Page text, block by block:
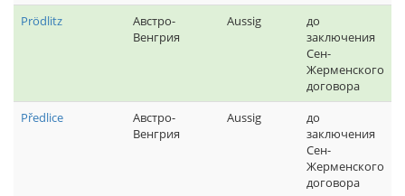
Prödlitz
Австро-
Венгрия
Aussig
до
заключения
Сен-
Жерменского
договора
Předlice
Австро-
Венгрия
Aussig
до
заключения
Сен-
Жерменского
договора